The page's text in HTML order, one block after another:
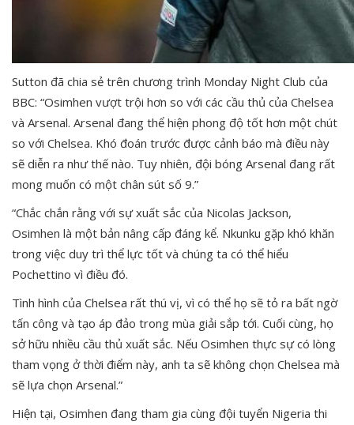
Sutton đã chia sẻ trên chương trình Monday Night Club của
BBC: “Osimhen vượt trội hơn so với các cầu thủ của Chelsea
và Arsenal. Arsenal đang thể hiện phong độ tốt hơn một chút
so với Chelsea. Khó đoán trước được cảnh báo mà điều này
sẽ diễn ra như thế nào. Tuy nhiên, đội bóng Arsenal đang rất
mong muốn có một chân sút số 9.”
“Chắc chắn rằng với sự xuất sắc của Nicolas Jackson,
Osimhen là một bản nâng cấp đáng kể. Nkunku gặp khó khăn
trong việc duy trì thể lực tốt và chúng ta có thể hiểu
Pochettino vì điều đó.
Tình hình của Chelsea rất thú vị, vì có thể họ sẽ tỏ ra bất ngờ
tấn công và tạo áp đảo trong mùa giải sắp tới. Cuối cùng, họ
sở hữu nhiều cầu thủ xuất sắc. Nếu Osimhen thực sự có lòng
tham vọng ở thời điểm này, anh ta sẽ không chọn Chelsea mà
sẽ lựa chọn Arsenal.”
Hiện tại, Osimhen đang tham gia cùng đội tuyển Nigeria thi